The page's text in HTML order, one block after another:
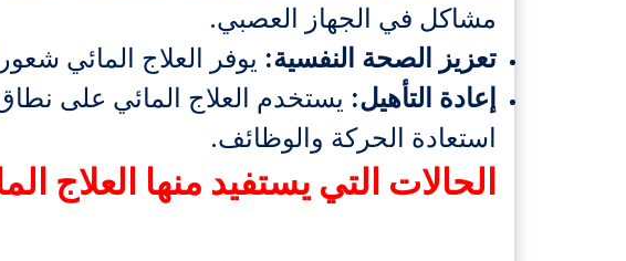
مشاكل في الجهاز العصبي.
تعزيز الصحة النفسية: يوفر العلاج المائي
إعادة التأهيل: يستخدم العلاج المائي على
استعادة الحركة والوظائف.
الحالات التي يستفيد منها العلاج